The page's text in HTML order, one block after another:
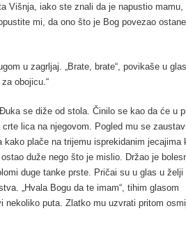
Višnja, iako ste znali da je napustio mamu,
mi, da ono što je Bog povezao ostane
u zagrljaj. „Brate, brate“, povikaše u
obojicu.“
se diže od stola. Činilo se kao da će u
lica na njegovom. Pogled mu se
plače na trijemu isprekidanim jecajima
duže nego što je mislio. Držao je
duge tanke prste. Pričai su u glas u želji
„Hvala Bogu da te imam“, tihim glasom
nekoliko puta. Zlatko mu uzvrati pritom